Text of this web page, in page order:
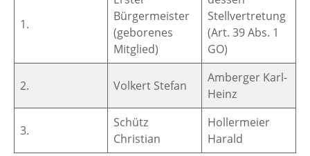
1.
Bürgermeister
(geborenes
Mitglied)
Stellvertretung
(Art. 39 Abs. 1
GO)
2. Volkert Stefan
Amberger Karl-
Heinz
3.
Schütz
Christian
Hollermeier
Harald